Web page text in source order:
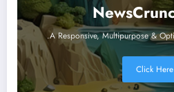
A Responsive, Multipurpose &
Click Here